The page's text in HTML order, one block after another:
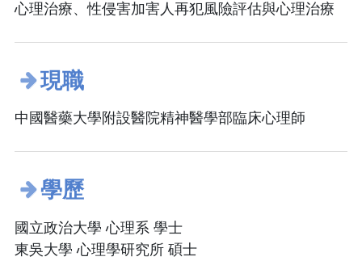
心理治療、性侵害加害人再犯風險評估與心理治療
現職
中國醫藥大學附設醫院精神醫學部臨床心理師
學歷
國立政治大學 心理系 學士
東吳大學 心理學研究所 碩士